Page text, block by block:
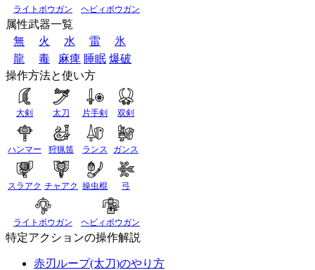
ライトボウガン
ヘビィボウガン
属性武器一覧
無
火 水 雷
氷
龍
毒 麻痺 睡眠 爆破
操作方法と使い方
大剣 太刀 片手剣 双剣
ハンマー 狩猟笛 ランス ガンス
スラアク チャアク 操虫棍 弓
ライトボウガン ヘビィボウガン
特定アクションの操作解説
赤刃ループ(太刀)のやり方